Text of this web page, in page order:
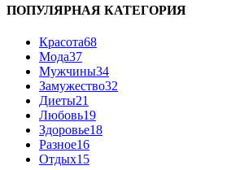
ПОПУЛЯРНАЯ КАТЕГОРИЯ
Красота68
Мода37
Мужчины34
Замужество32
Диеты21
Любовь19
Здоровье18
Разное16
Отдых15